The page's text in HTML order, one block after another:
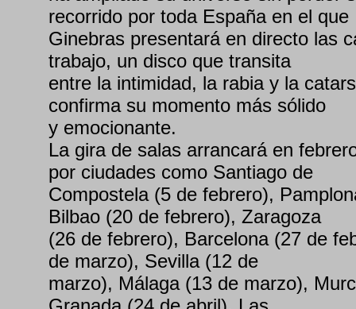
recorrido por toda España en el que
Ginebras presentará en directo las
trabajo, un disco que transita
entre la intimidad, la rabia y la
confirma su momento más sólido
y emocionante.
La gira de salas arrancará en
por ciudades como Santiago de
Compostela (5 de febrero),
Bilbao (20 de febrero), Zaragoza
(26 de febrero), Barcelona (27 de
de marzo), Sevilla (12 de
marzo), Málaga (13 de marzo),